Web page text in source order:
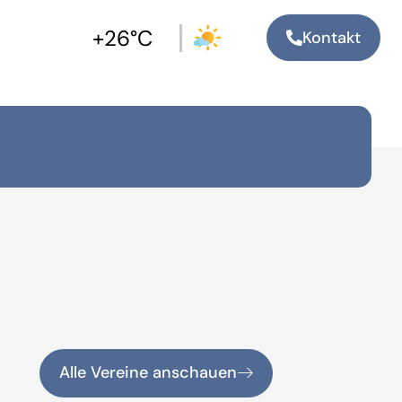
+26°C Kontakt
Alle Vereine anschauen